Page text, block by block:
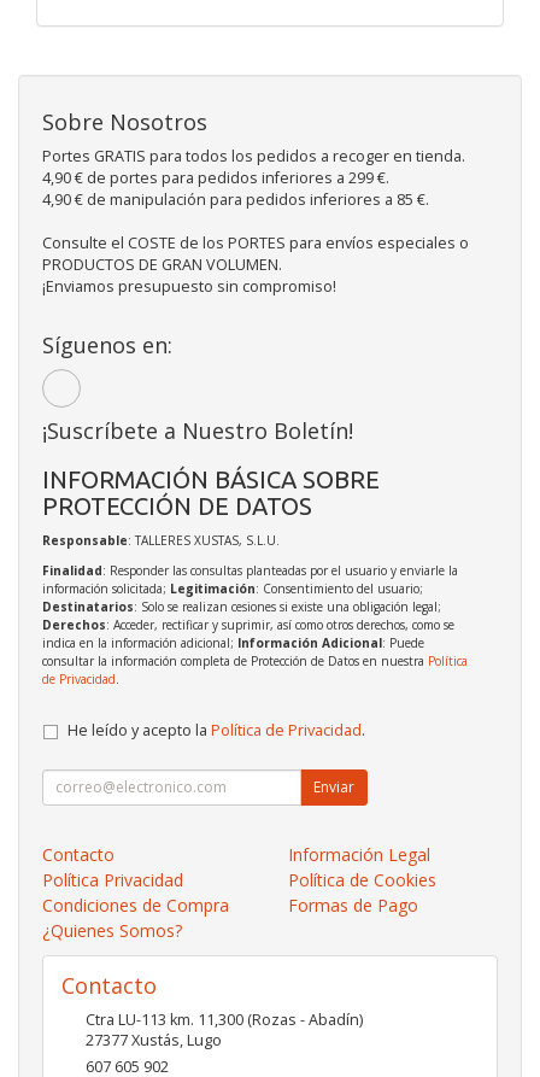
Sobre Nosotros
Portes GRATIS para todos los pedidos a recoger en tienda.
4,90 € de portes para pedidos inferiores a 299 €.
4,90 € de manipulación para pedidos inferiores a 85 €.
Consulte el COSTE de los PORTES para envíos especiales o
PRODUCTOS DE GRAN VOLUMEN.
¡Enviamos presupuesto sin compromiso!
Síguenos en:
¡Suscríbete a Nuestro Boletín!
INFORMACIÓN BÁSICA SOBRE
PROTECCIÓN DE DATOS
Responsable: TALLERES XUSTAS, S.L.U.
Finalidad: Responder las consultas planteadas por el usuario y enviarle la
información solicitada; Legitimación: Consentimiento del usuario;
Destinatarios: Solo se realizan cesiones si existe una obligación legal;
Derechos: Acceder, rectificar y suprimir, así como otros derechos, como se
indica en la información adicional; Información Adicional: Puede
consultar la información completa de Protección de Datos en nuestra Política
de Privacidad
He leído y acepto la Política de Privacidad.
Enviar
Contacto
Información Legal
Política Privacidad
Política de Cookies
Condiciones de Compra
Formas de Pago
¿Quienes Somos?
Contacto
Ctra LU-113 km. 11,300 (Rozas - Abadín)
27377Xustás,Lugo
607 605 902